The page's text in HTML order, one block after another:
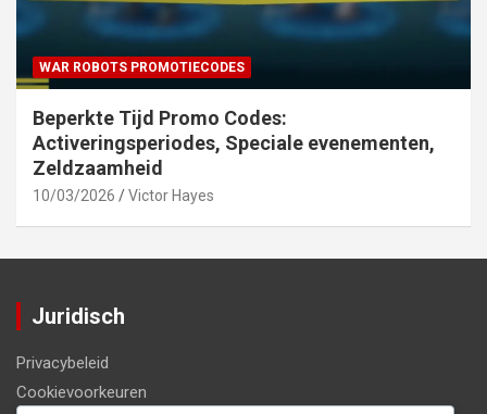
WAR ROBOTS PROMOTIECODES
Beperkte Tijd Promo Codes:
Activeringsperiodes, Speciale evenementen,
Zeldzaamheid
10/03/2026 Victor Hayes
Juridisch
Privacybeleid
Cookievoorkeuren